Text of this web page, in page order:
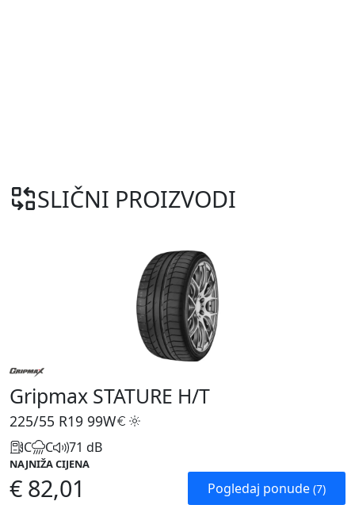
SLIČNI PROIZVODI
Gripmax STATURE H/T
225/55 R19 99W
C C 71 dB
NAJNIŽA CIJENA
€ 82,01 Pogledaj ponude (7)